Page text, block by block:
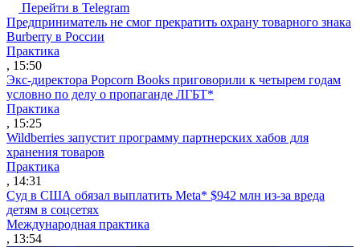
Перейти в Telegram
Предприниматель не смог прекратить охрану товарного знака
Burberry в России
Практика
, 15:50
Экс-директора Popcorn Books приговорили к четырем годам
условно по делу о пропаганде ЛГБТ*
Практика
, 15:25
Wildberries запустит программу партнерских хабов для
хранения товаров
Практика
, 14:31
Суд в США обязал выплатить Meta* $942 млн из-за вреда
детям в соцсетях
Международная практика
, 13:54